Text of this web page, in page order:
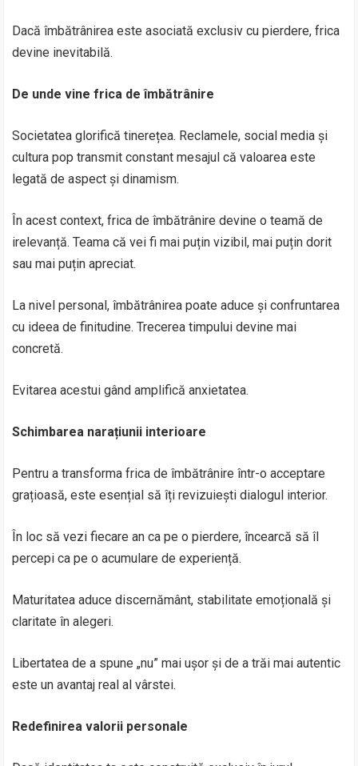
Dacă îmbătrânirea este asociată exclusiv cu pierdere, frica
devine inevitabilă.
De unde vine frica de îmbătrânire
Societatea glorifică tinerețea. Reclamele, social media și
cultura pop transmit constant mesajul că valoarea este
legată de aspect și dinamism.
În acest context, frica de îmbătrânire devine o teamă de
irelevanță. Teama că vei fi mai puțin vizibil, mai puțin dorit
sau mai puțin apreciat.
La nivel personal, îmbătrânirea poate aduce și confruntarea
cu ideea de finitudine. Trecerea timpului devine mai
concretă.
Evitarea acestui gând amplifică anxietatea.
Schimbarea narațiunii interioare
Pentru a transforma frica de îmbătrânire într-o acceptare
grațioasă, este esențial să îți revizuiești dialogul interior.
În loc să vezi fiecare an ca pe o pierdere, încearcă să îl
percepi ca pe o acumulare de experiență.
Maturitatea aduce discernământ, stabilitate emoțională și
claritate în alegeri.
Libertatea de a spune „nu” mai ușor și de a trăi mai autentic
este un avantaj real al vârstei.
Redefinirea valorii personale